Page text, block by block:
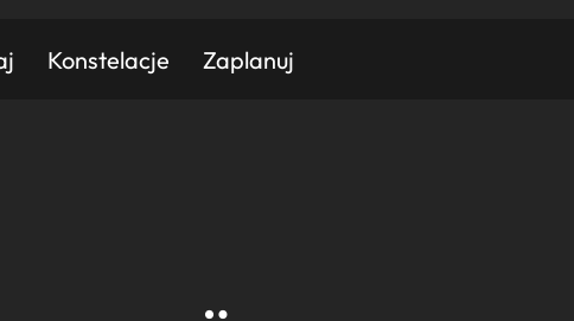
Konstelacje Zaplanuj